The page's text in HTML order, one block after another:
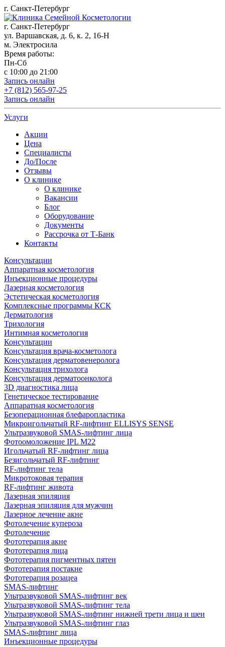
г. Санкт-Петербург
г. Санкт-Петербург
ул. Варшавская, д. 6, к. 2, 16-Н
м. Электросила
Время работы:
Пн-Сб
с 10:00 до 21:00
Запись онлайн
+7 (812) 565-97-25
Запись онлайн
Услуги
Акции
Цена
Специалисты
До/После
Отзывы
О клинике
О клинике
Вакансии
Блог
Оборудование
Документы
Рассрочка от Т-Банк
Контакты
Консультации
Аппаратная косметология
Инъекционные процедуры
Лазерная косметология
Эстетическая косметология
Комплексные программы КСК
Дерматология
Трихология
Интимная косметология
Консультации
Консультация врача-косметолога
Консультация дерматовенеролога
Консультация трихолога
Консультация дерматоонколога
3D диагностика лица
Генетическое тестирование
Аппаратная косметология
Безоперационная блефаропластика
Микроигольчатый RF-лифтинг ELLISYS SENSE
Ультразвуковой SMAS-лифтинг лица
Фотоомоложение IPL M22
Игольчатый RF-лифтинг лица
Безигольчатый RF-лифтинг
RF-лифтинг тела
Микротоковая терапия
RF-лифтинг живота
Лазерная эпиляция
Лазерная эпиляция для мужчин
Лазерное лечение акне
Фотолечение купероза
Фотолечение
Фототерапия акне
Фототерапия лица
Фототерапия пигментных пятен
Фототерапия постакне
Фототерапия розацеа
SMAS-лифтинг
Ультразвуковой SMAS-лифтинг век
Ультразвуковой SMAS-лифтинг тела
Ультразвуковой SMAS-лифтинг нижней трети лица и шеи
Ультразвуковой SMAS-лифтинг глаз
SMAS-лифтинг лица
Инъекционные процедуры